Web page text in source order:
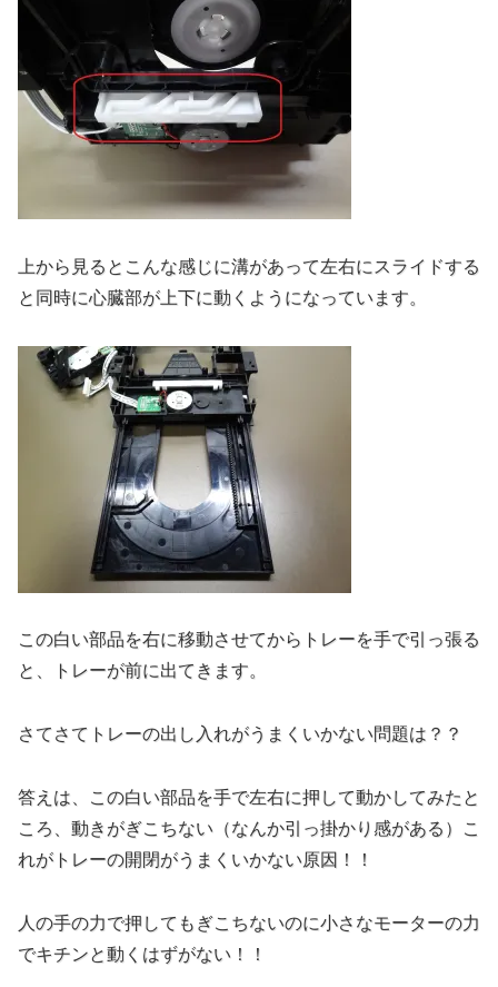
上から見るとこんな感じに溝があって左右にスライドする
と同時に心臓部が上下に動くようになっています。
この白い部品を右に移動させてからトレーを手で引っ張る
と、トレーが前に出てきます。
さてさてトレーの出し入れがうまくいかない問題は？？
答えは、この白い部品を手で左右に押して動かしてみたと
ころ、動きがぎこちない（なんか引っ掛かり感がある）こ
れがトレーの開閉がうまくいかない原因！！
人の手の力で押してもぎこちないのに小さなモーターの力
でキチンと動くはずがない！！